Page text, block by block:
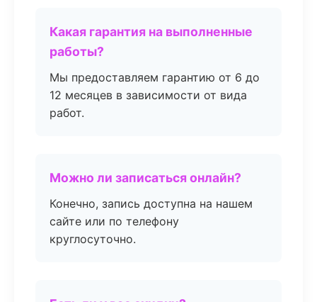
Какая гарантия на выполненные
работы?
Мы предоставляем гарантию от 6 до
12 месяцев в зависимости от вида
работ.
Можно ли записаться онлайн?
Конечно, запись доступна на нашем
сайте или по телефону
круглосуточно.